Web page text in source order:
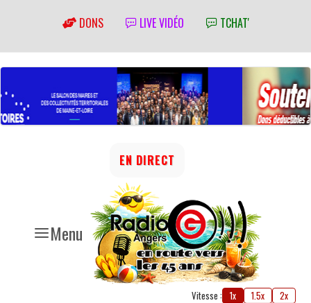
DONS LIVE VIDÉO TCHAT'
Menu
EN DIRECT
Vitesse : 1x 1.5x 2x